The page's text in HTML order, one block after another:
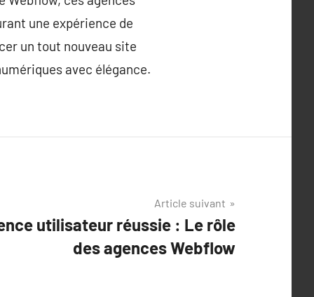
une expérience de
un tout nouveau site
avec élégance.
Article suivant
utilisateur réussie : Le rôle
des agences Webflow